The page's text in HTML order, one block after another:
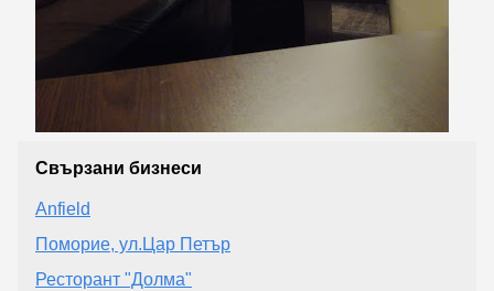
Свързани бизнеси
Anfield
Поморие, ул.Цар Петър
Ресторант "Долма"